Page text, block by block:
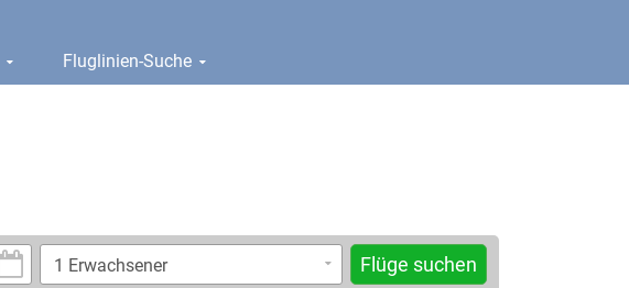
Fluglinien-Suche
Flüge suchen